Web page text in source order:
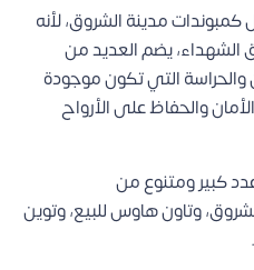
كمبوندات مدينة الشروق، لأنه
يضم العديد من
والحراسة التي تكون موجودة
والحفاظ على الأرواح
كبير ومتنوع من
وتاون هاوس للبيع، وتوين